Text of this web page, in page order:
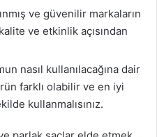
ve güvenilir markaların
ve etkinlik açısından
nasıl kullanılacağına dair
farklı olabilir ve en iyi
kullanmalısınız.